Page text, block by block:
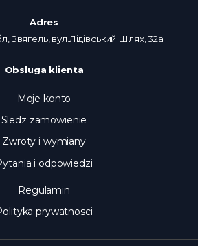
Adres
Звягель, вул.Лідівський Шлях, 32а
Obsluga klienta
Moje konto
Sledz zamowienie
Zwroty i wymiany
i odpowiedzi
Regulamin
prywatnosci